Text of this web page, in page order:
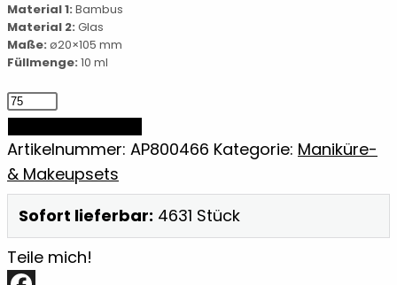
Material 1: Bambus
Material 2: Glas
Maße: ø20×105 mm
Füllmenge: 10 ml
Parfümflasche
aus
Bambus
Menge
Artikelnummer: AP800466 Kategorie: Maniküre-
& Makeupsets
Sofort lieferbar: 4631 Stück
Teile mich!